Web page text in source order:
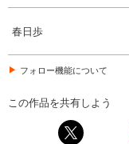
春日歩
フォロー機能について
この作品を共有しよう